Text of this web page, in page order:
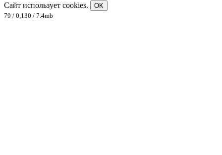
Сайт использует cookies.
OK
79 / 0,130 / 7.4mb